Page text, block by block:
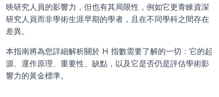
映研究人員的影響力，但也有其局限性，例如它更青睞資深
研究人員而非學術生涯早期的學者，且在不同學科之間存在
差異。
本指南將為您詳細解析關於 H 指數需要了解的一切：它的起
源、運作原理、重要性、缺點，以及它是否仍是評估學術影
響力的黃金標準。